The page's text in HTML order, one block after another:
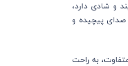
و شادی دارد،
صدای پیچیده و
به راحت